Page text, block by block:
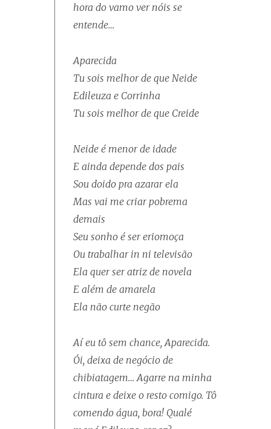
hora do vamo ver nóis se
entende…
Aparecida
Tu sois melhor de que Neide
Edileuza e Corrinha
Tu sois melhor de que Creide
Neide é menor de idade
E ainda depende dos pais
Sou doido pra azarar ela
Mas vai me criar pobrema
demais
Seu sonho é ser eriomoça
Ou trabalhar in ni televisão
Ela quer ser atriz de novela
E além de amarela
Ela não curte negão
Aí eu tô sem chance, Aparecida.
Ói, deixa de negócio de
chibiatagem… Agarre na minha
cintura e deixe o resto comigo. Tô
comendo água, bora! Qualé